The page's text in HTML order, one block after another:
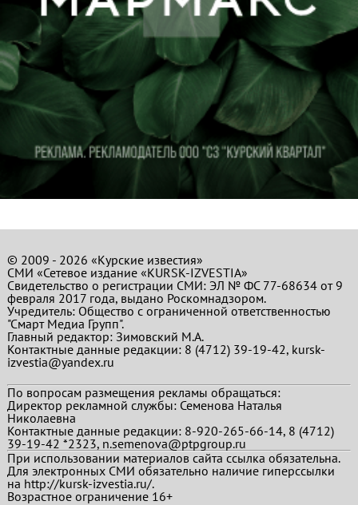
© 2009 - 2026 «Курские известия»
СМИ «Сетевое издание «KURSK-IZVESTIA»
Свидетельство о регистрации СМИ: ЭЛ № ФС 77-68634 от 9
февраля 2017 года, выдано Роскомнадзором.
Учредитель: Общество с ограниченной ответственностью
"Смарт Медиа Групп".
Главный редактор:Зимовский М.А.
Контактные данные редакции: 8 (4712) 39-19-42, kursk-
izvestia@yandex.ru
По вопросам размещения рекламы обращаться:
Директор рекламной службы: Семенова Наталья
Николаевна
Контактные данные редакции: 8-920-265-66-14, 8 (4712)
39-19-42 *2323, n.semenova@ptpgroup.ru
При использовании материалов сайта ссылка обязательна.
Для электронных СМИ обязательно наличие гиперссылки
на http://kursk-izvestia.ru/.
Возрастное ограничение 16+